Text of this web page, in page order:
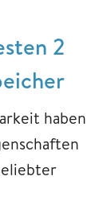
2
haben